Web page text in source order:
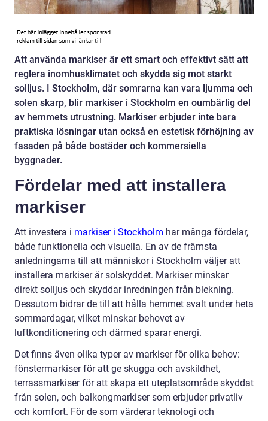
Att använda markiser är ett smart och effektivt sätt att
reglera inomhusklimatet och skydda sig mot starkt
solljus. I Stockholm, där somrarna kan vara ljumma och
solen skarp, blir markiser i Stockholm en oumbärlig del
av hemmets utrustning. Markiser erbjuder inte bara
praktiska lösningar utan också en estetisk förhöjning av
fasaden på både bostäder och kommersiella
byggnader.
Fördelar med att installera
markiser
Att investera i markiser i Stockholm har många fördelar,
både funktionella och visuella. En av de främsta
anledningarna till att människor i Stockholm väljer att
installera markiser är solskyddet. Markiser minskar
direkt solljus och skyddar inredningen från blekning.
Dessutom bidrar de till att hålla hemmet svalt under heta
sommardagar, vilket minskar behovet av
luftkonditionering och därmed sparar energi.
Det finns även olika typer av markiser för olika behov:
fönstermarkiser för att ge skugga och avskildhet,
terrassmarkiser för att skapa ett uteplatsområde skyddat
från solen, och balkongmarkiser som erbjuder privatliv
och komfort. För de som värderar teknologi och